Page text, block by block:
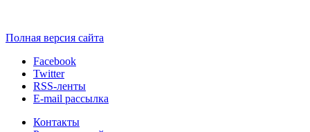
Полная версия сайта
Facebook
Twitter
RSS-ленты
E-mail рассылка
Контакты